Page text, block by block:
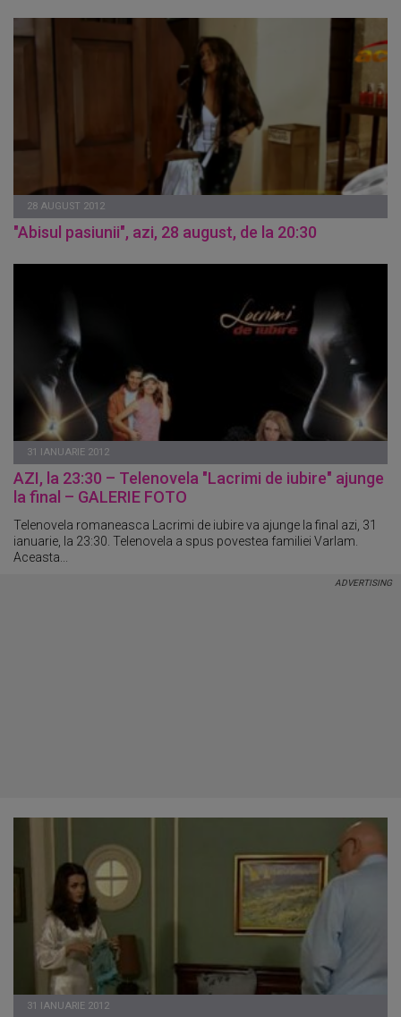
28 AUGUST 2012
"Abisul pasiunii", azi, 28 august, de la 20:30
31 IANUARIE 2012
AZI, la 23:30 – Telenovela "Lacrimi de iubire" ajunge
la final – GALERIE FOTO
Telenovela romaneasca Lacrimi de iubire va ajunge la final azi, 31
ianuarie, la 23:30. Telenovela a spus povestea familiei Varlam.
Aceasta...
31 IANUARIE 2012